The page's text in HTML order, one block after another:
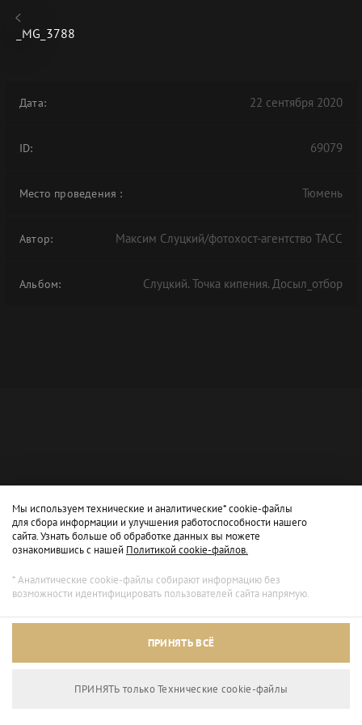
_MG_3788
Дата: 22 сентября 2020
ID: 69079
Место проведения : Тюмень
Автор: Максим Слуцкий/фотохост-агентство ТАСС
Альбом: Слуцкий. Точка кипения. Досыл_отбор
Мы используем технические и аналитические* cookie-файлы
для сбора информации и улучшения работоспособности нашего
сайта. Узнать больше об обработке данных вы можете
ознакомившись с нашей Политикой cookie-файлов.
* Аналитические cookie-файлы собирают информацию без
возможности идентифицировать пользователей сайта напрямую.
ПРИНЯТЬ ВСЁ
ПРИНЯТЬ только Технические сookie-файлы